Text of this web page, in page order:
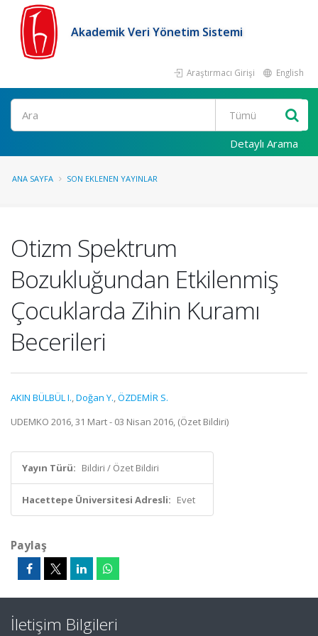
Akademik Veri Yönetim Sistemi
Araştırmacı Girişi English
Ara
Detaylı Arama
ANA SAYFA SON EKLENEN YAYINLAR
Otizm Spektrum
Bozukluğundan Etkilenmiş
Çocuklarda Zihin Kuramı
Becerileri
AKIN BÜLBÜL I.,Doğan Y.,ÖZDEMİR S.
UDEMKO 2016, 31 Mart - 03 Nisan 2016, (Özet Bildiri)
Yayın Türü: Bildiri / Özet Bildiri
Hacettepe Üniversitesi Adresli: Evet
Paylaş
İletişim Bilgileri